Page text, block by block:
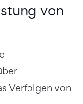
von
Verfolgen von